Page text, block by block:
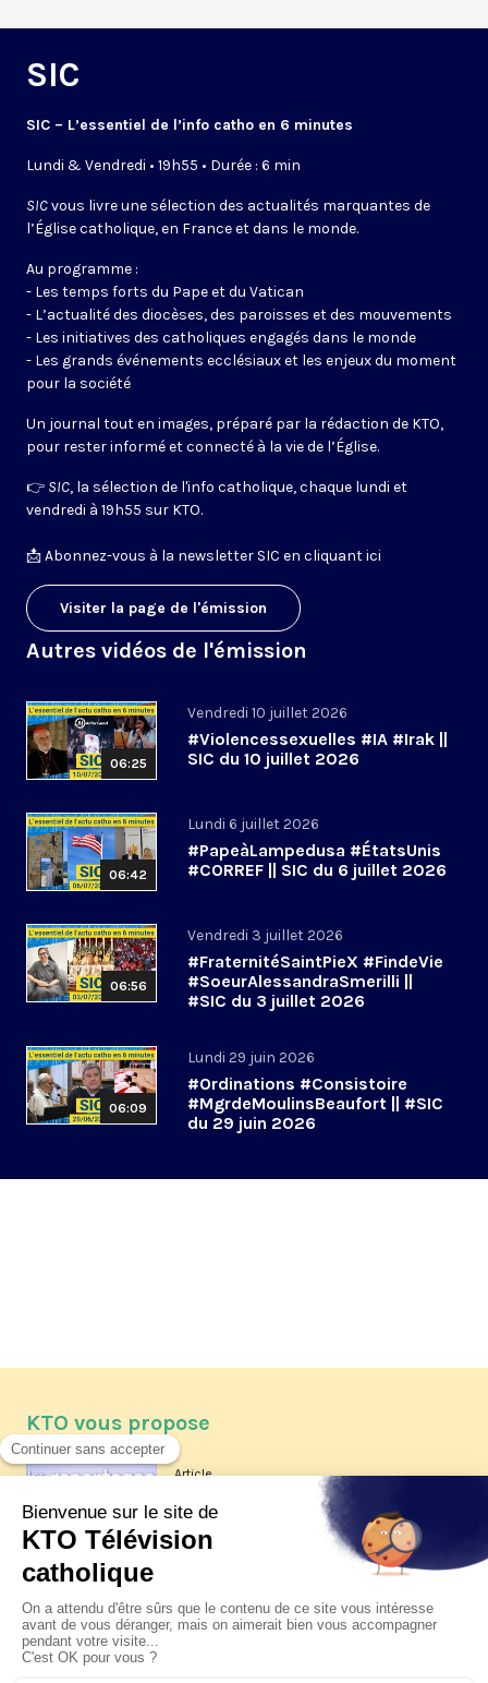
SIC
SIC – L’essentiel de l’info catho en 6 minutes
Lundi & Vendredi • 19h55 • Durée : 6 min
SICvous livre une sélection des actualités marquantes de
l’Église catholique, en France et dans le monde.
Au programme :
- Les temps forts du Pape et du Vatican
- L’actualité des diocèses, des paroisses et des mouvements
- Les initiatives des catholiques engagés dans le monde
- Les grands événements ecclésiaux et les enjeux du moment
pour la société
Un journal tout en images, préparé par la rédaction de KTO,
pour rester informé et connecté à la vie de l’Église.
👉 SIC, la sélection de l'info catholique, chaque lundi et
vendredi à 19h55 sur KTO.
📩Abonnez-vous à la newsletter SIC en cliquant ici
Visiter la page de l'émission
Autres vidéos de l'émission
06:25
Vendredi 10 juillet 2026
#Violencessexuelles #IA #Irak ||
SIC du 10 juillet 2026
06:42
Lundi 6 juillet 2026
#PapeàLampedusa #ÉtatsUnis
#CORREF || SIC du 6 juillet 2026
06:56
Vendredi 3 juillet 2026
#FraternitéSaintPieX #FindeVie
#SoeurAlessandraSmerilli ||
#SIC du 3 juillet 2026
06:09
Lundi 29 juin 2026
#Ordinations #Consistoire
#MgrdeMoulinsBeaufort || #SIC
du 29 juin 2026
KTO vous propose
Article
Les reportages d'été 2026 de KTO
La visite pastorale du pape Léon
XIV à Assise à suivre sur KTO le
jeudi 6 août